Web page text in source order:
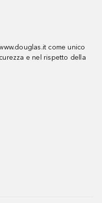
come unico
e nel rispetto della